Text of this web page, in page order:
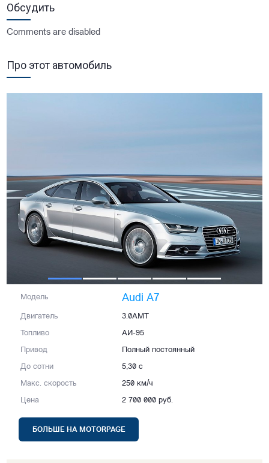
Обсудить
Comments are disabled
Про этот автомобиль
Модель Audi A7
Двигатель 3.0AMT
Топливо АИ-95
Привод Полный постоянный
До сотни 5,30 с
Макс. скорость 250 км/ч
Цена 2 700 000 руб.
БОЛЬШЕ НА MOTORPAGE